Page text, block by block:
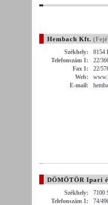
Hembach Kft.
Székhely:
8154
Telefonszám 1:
22/
Fax 1:
22/
Web:
E-mail:
DÖMÖTÖR Ipari
Székhely:
7100
Telefonszám 1:
74/